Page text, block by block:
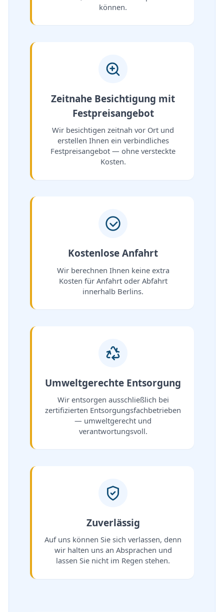
können.
Zeitnahe Besichtigung mit
Festpreisangebot
Wir besichtigen zeitnah vor Ort und
erstellen Ihnen ein verbindliches
Festpreisangebot — ohne versteckte
Kosten.
Kostenlose Anfahrt
Wir berechnen Ihnen keine extra
Kosten für Anfahrt oder Abfahrt
innerhalb Berlins.
Umweltgerechte Entsorgung
Wir entsorgen ausschließlich bei
zertifizierten Entsorgungsfachbetrieben
— umweltgerecht und
verantwortungsvoll.
Zuverlässig
Auf uns können Sie sich verlassen, denn
wir halten uns an Absprachen und
lassen Sie nicht im Regen stehen.